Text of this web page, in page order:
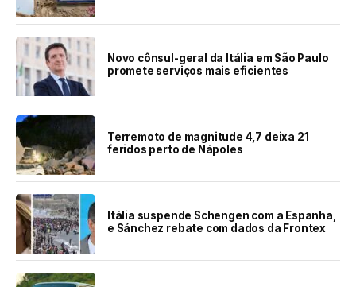
Novo cônsul-geral da Itália em São Paulo
promete serviços mais eficientes
Terremoto de magnitude 4,7 deixa 21
feridos perto de Nápoles
Itália suspende Schengen com a Espanha,
e Sánchez rebate com dados da Frontex